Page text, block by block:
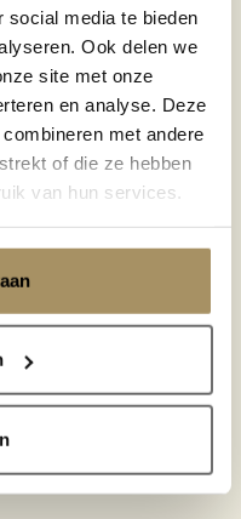
social media te bieden
Ook delen we
site met onze
en analyse. Deze
met andere
of die ze hebben
van hun services.